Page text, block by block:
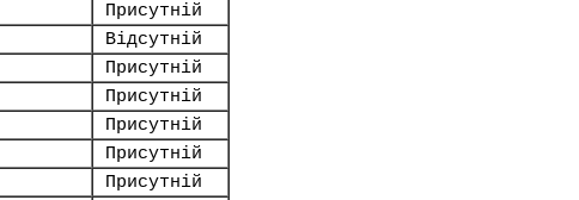
Присутній
Відсутній
Присутній
Присутній
Присутній
Присутній
Присутній